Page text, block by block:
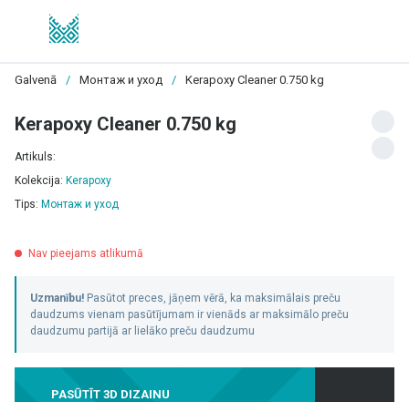
Galvenā / Монтаж и уход / Kerapoxy Cleaner 0.750 kg
Kerapoxy Cleaner 0.750 kg
Artikuls:
Kolekcija: Kerapoxy
Tips: Монтаж и уход
Nav pieejams atlikumā
Uzmanību! Pasūtot preces, jāņem vērā, ka maksimālais preču
daudzums vienam pasūtījumam ir vienāds ar maksimālo preču
daudzumu partijā ar lielāko preču daudzumu
PASŪTĪT 3D DIZAINU